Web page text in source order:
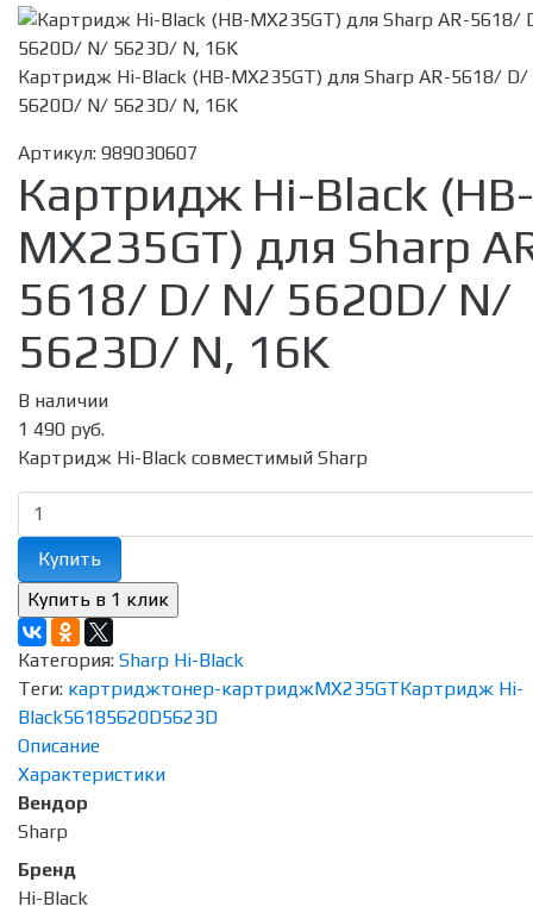
Картридж Hi-Black (HB-MX235GT) для Sharp AR-5618/
5620D/ N/ 5623D/ N, 16K
Артикул: 989030607
Картридж Hi-Black (HB-
MX235GT) для Sharp
5618/ D/ N/ 5620D/ N/
5623D/ N, 16K
В наличии
1 490 руб.
Картридж Hi-Black совместимый Sharp
Купить
Категория: Sharp Hi-Black
Теги: картриджтонер-картриджMX235GTКартридж Hi-
Black56185620D5623D
Описание
Характеристики
Вендор
Sharp
Бренд
Hi-Black